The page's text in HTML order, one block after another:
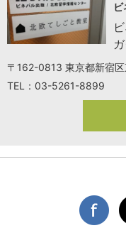
〒162-0813 東京都新宿
TEL：03-5261-8899